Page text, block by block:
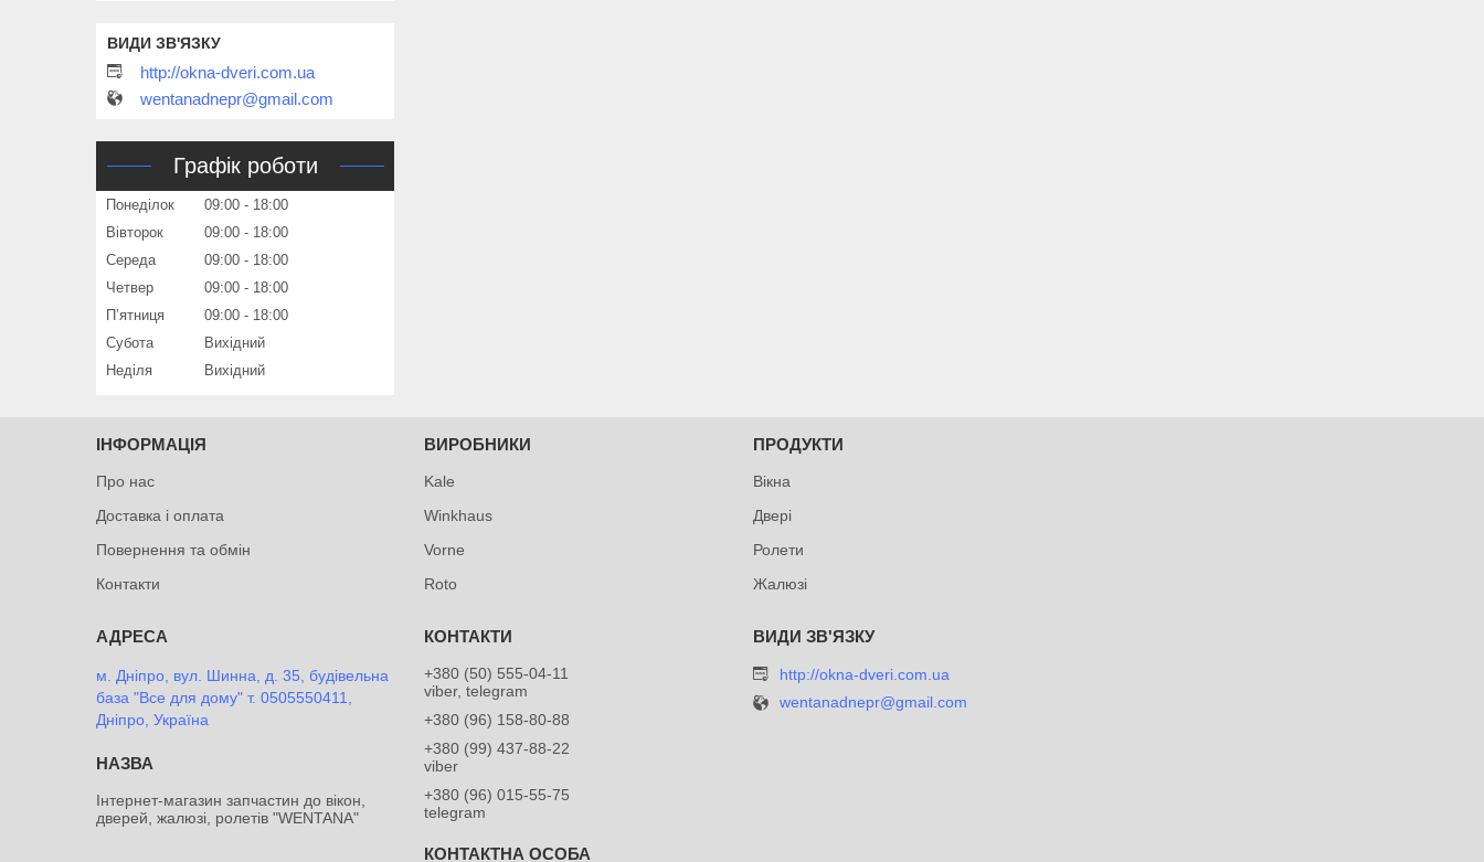
http://okna-dveri.com.ua
wentanadnepr@gmail.com
Графік роботи
Понеділок 09:00
18:00
Вівторок
09:00
18:00
Середа
09:00
18:00
Четвер
09:00
18:00
Пʼятниця
09:00
18:00
Субота
Вихідний
Неділя
Вихідний
ІНФОРМАЦІЯ
Про нас
Доставка і оплата
Повернення та обмін
Контакти
ВИРОБНИКИ
Kale
Winkhaus
Vorne
Roto
ПРОДУКТИ
Вікна
Двері
Ролети
Жалюзі
м. Дніпро, вул. Шинна, д. 35, будівельна
база "Все для дому" т. 0505550411,
Дніпро, Україна
Інтернет-магазин запчастин до вікон,
дверей, жалюзі, ролетів "WENTANA"
+380 (50) 555-04-11
viber, telegram
+380 (96) 158-80-88
+380 (99) 437-88-22
viber
+380 (96) 015-55-75
telegram
http://okna-dveri.com.ua
wentanadnepr@gmail.com